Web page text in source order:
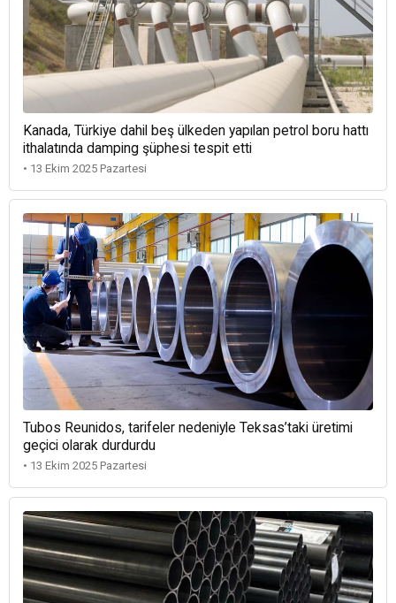
Kanada, Türkiye dahil beş ülkeden yapılan petrol boru hattı
ithalatında damping şüphesi tespit etti
• 13 Ekim 2025 Pazartesi
Tubos Reunidos, tarifeler nedeniyle Teksas’taki üretimi
geçici olarak durdurdu
• 13 Ekim 2025 Pazartesi